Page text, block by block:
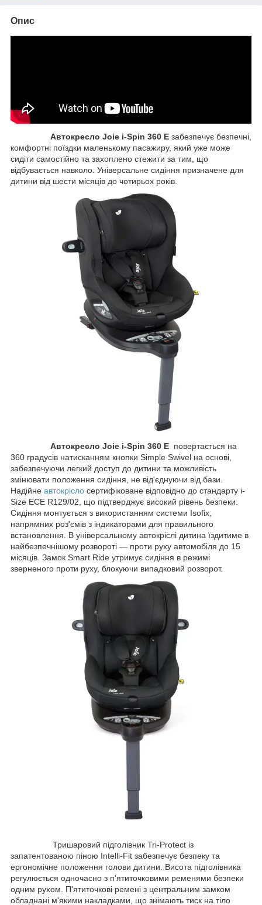
Опис
Автокресло Joie i-Spin 360 E забезпечує безпечні,
комфортні поїздки маленькому пасажиру, який уже може
сидіти самостійно та захоплено стежити за тим, що
відбувається навколо. Універсальне сидіння призначене для
дитини від шести місяців до чотирьох років.
Автокресло Joie i-Spin 360 E повертається на
360 градусів натисканням кнопки Simple Swivel на основі,
забезпечуючи легкий доступ до дитини та можливість
змінювати положення сидіння, не від'єднуючи від бази.
Надійне автокрісло сертифіковане відповідно до стандарту i-
Size ECE R129/02, що підтверджує високий рівень безпеки.
Сидіння монтується з використанням системи Isofix,
напрямних роз'ємів з індикаторами для правильного
встановлення. В універсальному автокріслі дитина їздитиме в
найбезпечнішому розвороті — проти руху автомобіля до 15
місяців. Замок Smart Ride утримує сидіння в режимі
зверненого проти руху, блокуючи випадковий розворот.
Тришаровий підголівник Tri-Protect із
запатентованою піною Intelli-Fit забезпечує безпеку та
ергономічне положення голови дитини. Висота підголівника
регулюється одночасно з п'ятиточковими ременями безпеки
одним рухом. П'ятиточкові ремені з центральним замком
обладнані м'якими накладками, що знімають тиск на тіло